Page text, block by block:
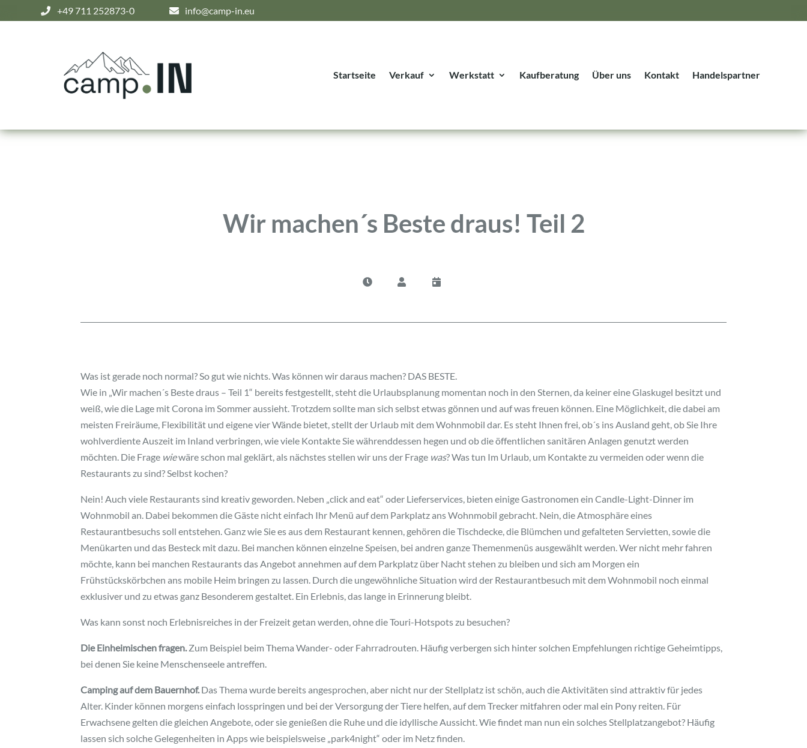
+49 711 252873-0 info@camp-in.eu
Startseite Verkauf Werkstatt Kaufberatung Über uns Kontakt Handelspartner
Wir machen´s Beste draus! Teil 2
Was ist gerade noch normal? So gut wie nichts. Was können wir daraus machen? DAS BESTE.
Wie in „Wir machen´s Beste draus – Teil 1“ bereits festgestellt, steht die Urlaubsplanung momentan noch in den Sternen, da keiner eine Glaskugel besitzt und
weiß, wie die Lage mit Corona im Sommer aussieht. Trotzdem sollte man sich selbst etwas gönnen und auf was freuen können. Eine Möglichkeit, die dabei am
meisten Freiräume, Flexibilität und eigene vier Wände bietet, stellt der Urlaub mit dem Wohnmobil dar. Es steht Ihnen frei, ob´s ins Ausland geht, ob Sie Ihre
wohlverdiente Auszeit im Inland verbringen, wie viele Kontakte Sie währenddessen hegen und ob die öffentlichen sanitären Anlagen genutzt werden
möchten. Die Frage wiewäre schon mal geklärt, als nächstes stellen wir uns der Frage was? Was tun Im Urlaub, um Kontakte zu vermeiden oder wenn die
Restaurants zu sind? Selbst kochen?
Nein! Auch viele Restaurants sind kreativ geworden. Neben „click and eat“ oder Lieferservices, bieten einige Gastronomen ein Candle-Light-Dinner im
Wohnmobil an. Dabei bekommen die Gäste nicht einfach Ihr Menü auf dem Parkplatz ans Wohnmobil gebracht. Nein, die Atmosphäre eines
Restaurantbesuchs soll entstehen. Ganz wie Sie es aus dem Restaurant kennen, gehören die Tischdecke, die Blümchen und gefalteten Servietten, sowie die
Menükarten und das Besteck mit dazu. Bei manchen können einzelne Speisen, bei andren ganze Themenmenüs ausgewählt werden. Wer nicht mehr fahren
möchte, kann bei manchen Restaurants das Angebot annehmen auf dem Parkplatz über Nacht stehen zu bleiben und sich am Morgen ein
Frühstückskörbchen ans mobile Heim bringen zu lassen. Durch die ungewöhnliche Situation wird der Restaurantbesuch mit dem Wohnmobil noch einmal
exklusiver und zu etwas ganz Besonderem gestaltet. Ein Erlebnis, das lange in Erinnerung bleibt.
Was kann sonst noch Erlebnisreiches in der Freizeit getan werden, ohne die Touri-Hotspots zu besuchen?
Die Einheimischen fragen.Zum Beispiel beim Thema Wander- oder Fahrradrouten. Häufig verbergen sich hinter solchen Empfehlungen richtige Geheimtipps,
bei denen Sie keine Menschenseele antreffen.
Camping auf dem Bauernhof.Das Thema wurde bereits angesprochen, aber nicht nur der Stellplatz ist schön, auch die Aktivitäten sind attraktiv für jedes
Alter. Kinder können morgens einfach losspringen und bei der Versorgung der Tiere helfen, auf dem Trecker mitfahren oder mal ein Pony reiten. Für
Erwachsene gelten die gleichen Angebote, oder sie genießen die Ruhe und die idyllische Aussicht. Wie findet man nun ein solches Stellplatzangebot? Häufig
lassen sich solche Gelegenheiten in Apps wie beispielsweise „park4night“ oder im Netz finden.